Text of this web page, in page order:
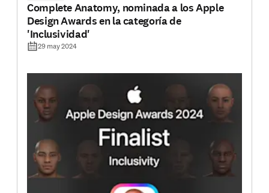
Complete Anatomy, nominada a los Apple
Design Awards en la categoría de
'Inclusividad'
29 may 2024